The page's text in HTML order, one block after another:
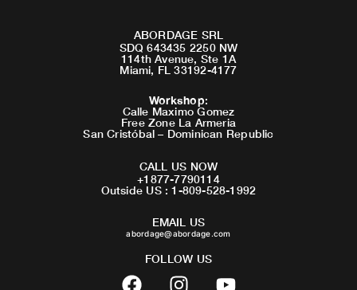
ABORDAGE SRL
SDQ 643435 2250 NW
114th Avenue, Ste 1A
Miami, FL 33192-4177
Workshop:
Calle Maximo Gomez
Free Zone La Armeria
San Cristóbal – Dominican Republic
CALL US NOW
+1877-7790114
Outside US : 1-809-528-1992
EMAIL US
abordage@abordage.com
FOLLOW US
F
I
Y